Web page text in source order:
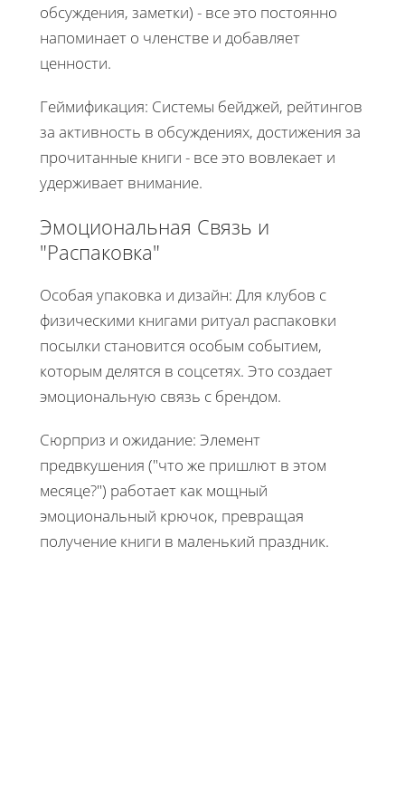
обсуждения, заметки) - все это постоянно
напоминает о членстве и добавляет
ценности.
Геймификация: Системы бейджей, рейтингов
за активность в обсуждениях, достижения за
прочитанные книги - все это вовлекает и
удерживает внимание.
Эмоциональная Связь и
"Распаковка"
Особая упаковка и дизайн: Для клубов с
физическими книгами ритуал распаковки
посылки становится особым событием,
которым делятся в соцсетях. Это создает
эмоциональную связь с брендом.
Сюрприз и ожидание: Элемент
предвкушения ("что же пришлют в этом
месяце?") работает как мощный
эмоциональный крючок, превращая
получение книги в маленький праздник.